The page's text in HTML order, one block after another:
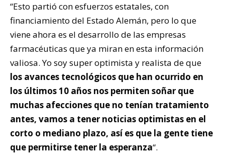
“Esto partió con esfuerzos estatales, con
financiamiento del Estado Alemán, pero lo que
viene ahora es el desarrollo de las empresas
farmacéuticas que ya miran en esta información
valiosa. Yo soy super optimista y realista de que
los avances tecnológicos que han ocurrido en
los últimos 10 años nos permiten soñar que
muchas afecciones que no tenían tratamiento
antes, vamos a tener noticias optimistas en el
corto o mediano plazo, así es que la gente tiene
que permitirse tener la esperanza“.